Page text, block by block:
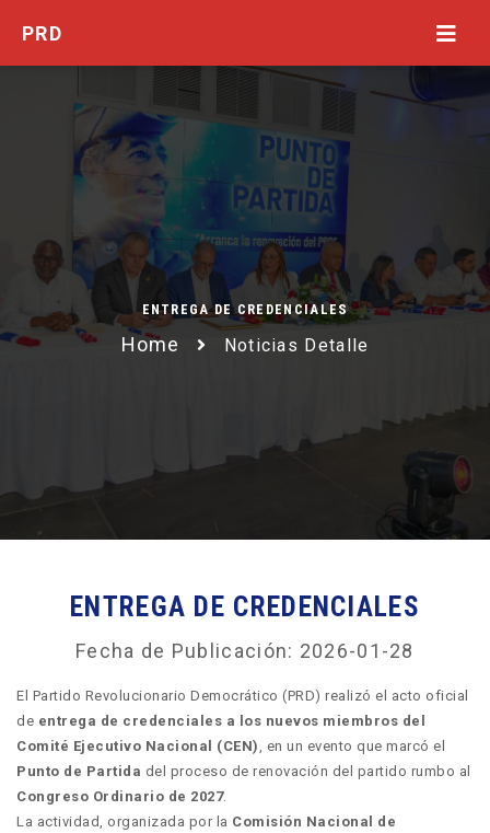
ENTREGA DE CREDENCIALES
Home Noticias Detalle
ENTREGA DE CREDENCIALES
Fecha de Publicación: 2026-01-28
El Partido Revolucionario Democrático (PRD) realizó el acto oficial
de entrega de credenciales a los nuevos miembros del
Comité Ejecutivo Nacional (CEN), en un evento que marcó el
Punto de Partida del proceso de renovación del partido rumbo al
Congreso Ordinario de 2027.
La actividad, organizada por la Comisión Nacional de